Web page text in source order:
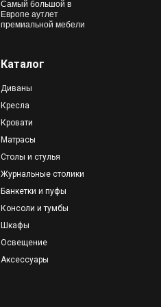
Кресла
Столы и стулья
Матрасы
Шкафы
Освещение
Диваны
Журнальные столики
Банкетки и пуфы
Аксессуары
Консоли и тумбы
Кровати
Самый большой в
Европе аутлет
премиальной мебели
Каталог